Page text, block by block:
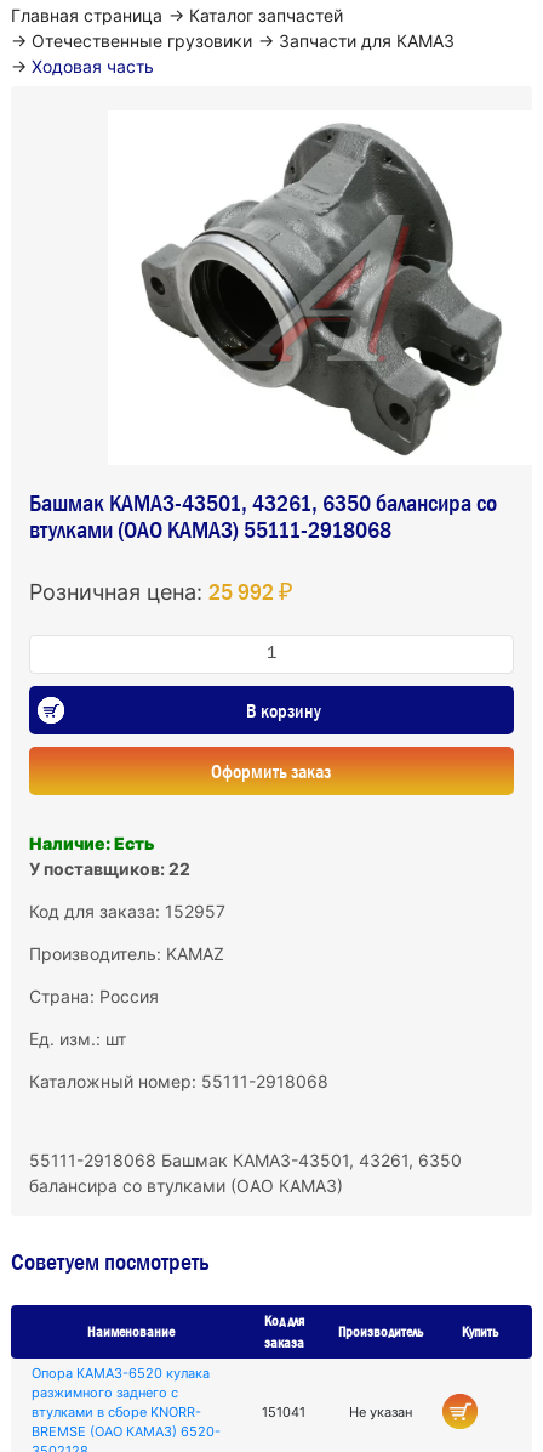
Главная страница → Каталог запчастей
→ Отечественные грузовики → Запчасти для КАМАЗ
→ Ходовая часть
Башмак КАМАЗ-43501, 43261, 6350 балансира со
втулками (ОАО КАМАЗ) 55111-2918068
Розничная цена: 25 992 ₽
В корзину
Оформить заказ
Наличие: Есть
У поставщиков: 22
Код для заказа: 152957
Производитель: KAMAZ
Страна: Россия
Ед. изм.: шт
Каталожный номер: 55111-2918068
55111-2918068 Башмак КАМАЗ-43501, 43261, 6350
балансира со втулками (ОАО КАМАЗ)
Советуем посмотреть
Наименование
Код для
заказа
Производитель Купить
Опора КАМАЗ-6520 кулака
разжимного заднего с
втулками в сборе KNORR-
BREMSE (ОАО КАМАЗ) 6520-
151041 Не указан